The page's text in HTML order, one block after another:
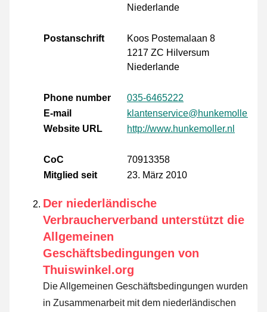
Niederlande
Postanschrift
Koos Postemalaan 8
1217 ZC Hilversum
Niederlande
Phone number
035-6465222
E-mail
Website URL
http://www.hunkemoller.nl
CoC
70913358
Mitglied seit
23. März 2010
Der niederländische
Verbraucherverband unterstützt die
Allgemeinen
Geschäftsbedingungen von
Thuiswinkel.org
Die Allgemeinen Geschäftsbedingungen wurden
in Zusammenarbeit mit dem niederländischen